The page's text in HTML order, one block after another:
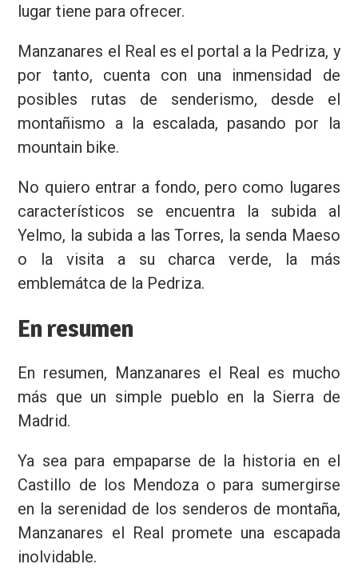
lugar tiene para ofrecer.
Manzanares el Real es el portal a la Pedriza, y
por tanto, cuenta con una inmensidad de
posibles rutas de senderismo, desde el
montañismo a la escalada, pasando por la
mountain bike.
No quiero entrar a fondo, pero como lugares
característicos se encuentra la subida al
Yelmo, la subida a las Torres, la senda Maeso
o la visita a su charca verde, la más
emblemátca de la Pedriza.
En resumen
En resumen, Manzanares el Real es mucho
más que un simple pueblo en la Sierra de
Madrid.
Ya sea para empaparse de la historia en el
Castillo de los Mendoza o para sumergirse
en la serenidad de los senderos de montaña,
Manzanares el Real promete una escapada
inolvidable.